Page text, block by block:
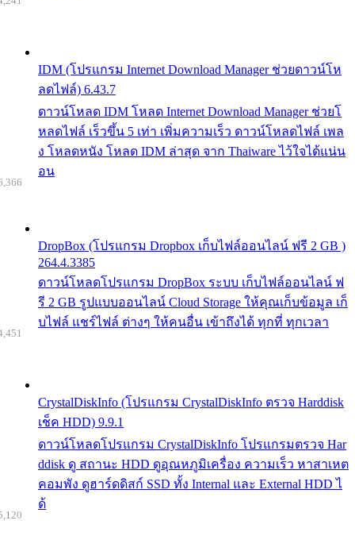
IDM (โปรแกรม Internet Download Manager ช่วยดาวน์โห
ลดไฟล์) 6.43.7
ดาวน์โหลด IDM โหลด Internet Download Manager ช่วยโ
หลดไฟล์ เร็วขึ้น 5 เท่า เพิ่มความเร็ว ดาวน์โหลดไฟล์ เพล
ง โหลดหนัง โหลด IDM ล่าสุด จาก Thaiware ไว้ใจได้แน่น
อน
DropBox (โปรแกรม Dropbox เก็บไฟล์ออนไลน์ ฟรี 2 GB )
264.4.3385
ดาวน์โหลดโปรแกรม DropBox ระบบ เก็บไฟล์ออนไลน์ ฟ
รี 2 GB รูปแบบออนไลน์ Cloud Storage ให้คุณเก็บข้อมูล เก็
บไฟล์ แชร์ไฟล์ ต่างๆ ให้คนอื่น เข้าถึงได้ ทุกที่ ทุกเวลา
CrystalDiskInfo (โปรแกรม CrystalDiskInfo ตรวจ Harddisk
เช็ค HDD) 9.9.1
ดาวน์โหลดโปรแกรม CrystalDiskInfo โปรแกรมตรวจ Har
ddisk ดู สถานะ HDD ดูอุณหภูมิเครื่อง ความเร็ว หาสาเหต
คอมพัง ดูฮาร์ดดิสก์ SSD ทั้ง Internal และ External HDD ไ
ด้